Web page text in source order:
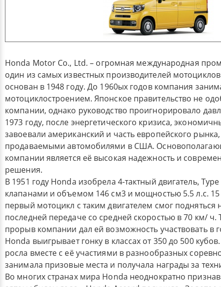
Honda Motor Co., Ltd. – огромная международная
один из самых известных производителей
основан в 1948 году. До 1960ых годов компания
мотоциклостроением. Японское правительство не
компании, однако руководство проигнорировало
1973 году, после энергетического кризиса,
завоевали американский и часть европейского
продаваемыми автомобилями в США.
компании является её высокая надежность и
решения.
В 1951 году Honda изобрела 4-тактный двигатель,
клапанами и объемом 146 см3 и мощностью 5.5 л.с.
первый мотоцикл с таким двигателем смог подняться
последней передаче со средней скоростью в 70 км/ ч.
прорыв компании дал ей возможность участвовать в
Honda выигрывает гонку в классах от 350 до 500
росла вместе с её участиями в разнообразных
занимала призовые места и получала награды за
Во многих странах мира Honda неоднократно